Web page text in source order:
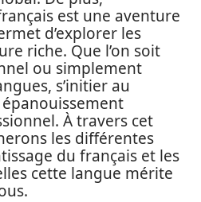
est une aventure
d’explorer les
riche. Que l’on soit
ou simplement
s’initier au
À travers cet
les différentes
du français et les
cette langue mérite